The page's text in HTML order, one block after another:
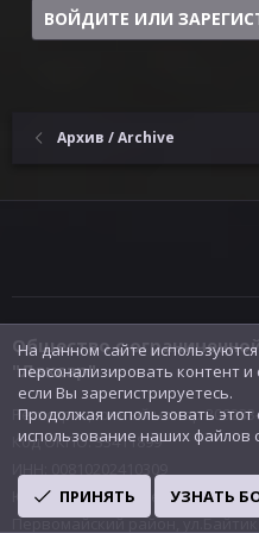
:
ВОЙДИТЕ ИЛИ
Архив / Archive
Общество с
"Лаксар"
Регистрационный номер
Код ОКПО: 33411899
Юридический адрес:
Первомайский район,
На данном сайте
персонализировать контент
если Вы зарегистрируетесь.
Продолжая использовать этот
использование наших файлов
ПРИНЯТЬ УЗНАТЬ